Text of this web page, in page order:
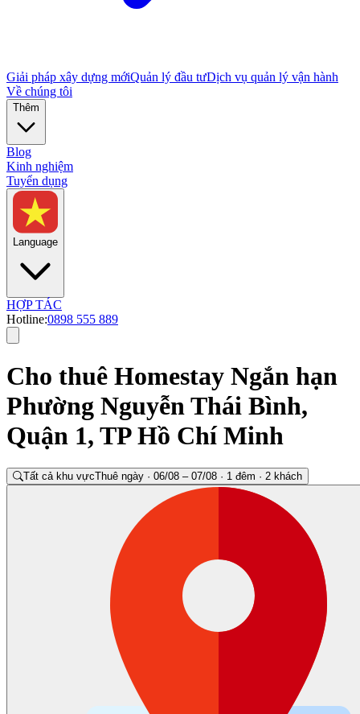
Giải pháp xây dựng mớiQuản lý đầu tưDịch vụ quản lý vận hành
Về chúng tôi
Thêm
Blog
Kinh nghiệm
Tuyển dụng
Language
HỢP TÁC
Hotline:0898 555 889
Cho thuê Homestay Ngắn hạn
Phường Nguyễn Thái Bình,
Quận 1, TP Hồ Chí Minh
Tất cả khu vựcThuê ngày · 06/08 – 07/08 · 1 đêm · 2 khách